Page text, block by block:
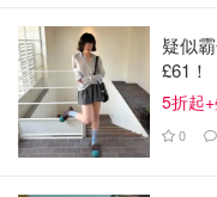
整个过程就是挤柠檬汁
话就方便多了。十五分
水，大家快来试试吧。
疑似
£61！
5折起
0